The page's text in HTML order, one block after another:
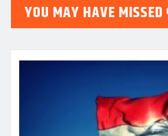
YOU MAY HAVE MISSED